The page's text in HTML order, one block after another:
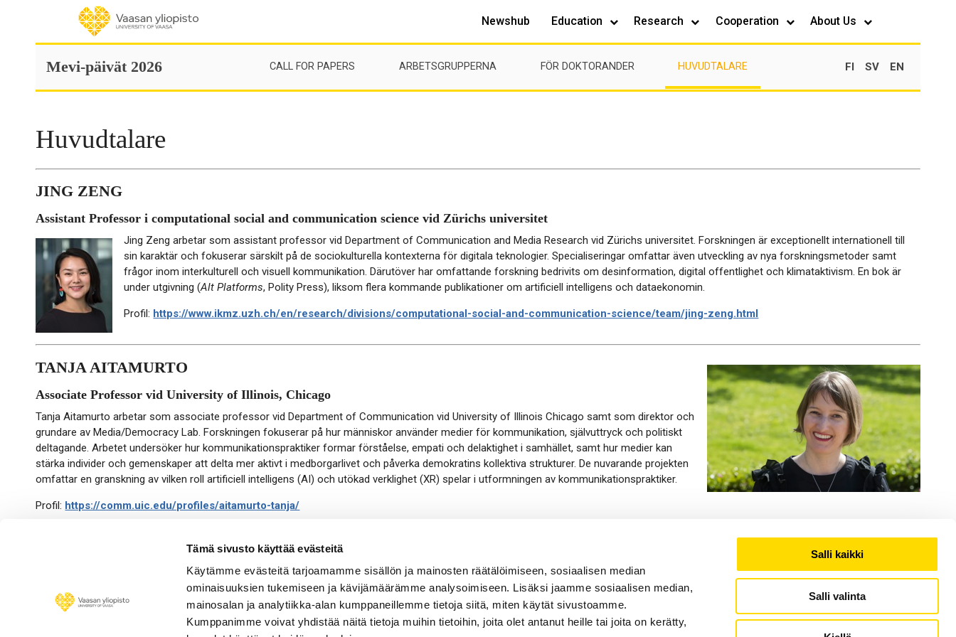
Tämä sivusto käyttää evästeitä
Käytämme evästeitä tarjoamamme sisällön ja mainosten räätälöimiseen, sosiaalisen median
ominaisuuksien tukemiseen ja kävijämäärämme analysoimiseen. Lisäksi jaamme sosiaalisen median,
mainosalan ja analytiikka-alan kumppaneillemme tietoja siitä, miten käytät sivustoamme.
Kumppanimme voivat yhdistää näitä tietoja muihin tietoihin, joita olet antanut heille tai joita on kerätty,
Salli kaikki
Salli valinta
content
Newshub Education Research Cooperation About Us
Mevi-päivät 2026 CALL FOR PAPERS ARBETSGRUPPERNA FÖR DOKTORANDER HUVUDTALARE FI SV EN
Huvudtalare
JING ZENG
Assistant Professor i computational social and communication science vid Zürichs universitet
Jing Zeng arbetar som assistant professor vid Department of Communication and Media Research vid Zürichs universitet. Forskningen är exceptionellt internationell till
sin karaktär och fokuserar särskilt på de sociokulturella kontexterna för digitala teknologier. Specialiseringar omfattar även utveckling av nya forskningsmetoder samt
frågor inom interkulturell och visuell kommunikation. Därutöver har omfattande forskning bedrivits om desinformation, digital offentlighet och klimataktivism. En bok är
under utgivning (Alt Platforms, Polity Press), liksom flera kommande publikationer om artificiell intelligens och dataekonomin.
Profil: https://www.ikmz.uzh.ch/en/research/divisions/computational-social-and-communication-science/team/jing-zeng.html
TANJA AITAMURTO
Associate Professor vid University of Illinois, Chicago
Tanja Aitamurto arbetar som associate professor vid Department of Communication vid University of Illinois Chicago samt som direktor och
grundare av Media/Democracy Lab. Forskningen fokuserar på hur människor använder medier för kommunikation, självuttryck och politiskt
deltagande. Arbetet undersöker hur kommunikationspraktiker formar förståelse, empati och delaktighet i samhället, samt hur medier kan
stärka individer och gemenskaper att delta mer aktivt i medborgarlivet och påverka demokratins kollektiva strukturer. De nuvarande projekten
omfattar en granskning av vilken roll artificiell intelligens (AI) och utökad verklighet (XR) spelar i utformningen av kommunikationspraktiker.
Profil: https://comm.uic.edu/profiles/aitamurto-tanja/
Personnel search Contact information About the website